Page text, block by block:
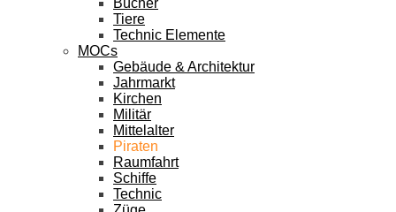
Bücher
Tiere
Technic Elemente
MOCs
Gebäude & Architektur
Jahrmarkt
Kirchen
Militär
Mittelalter
Piraten
Raumfahrt
Schiffe
Technic